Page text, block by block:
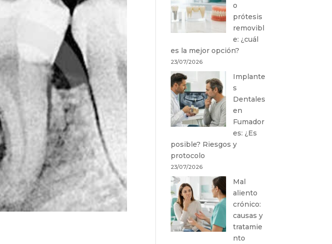
o
prótesis
removibl
e: ¿cuál
es la mejor opción?
23/07/2026
Implante
s
Dentales
en
Fumador
es: ¿Es
posible? Riesgos y
protocolo
23/07/2026
Mal
aliento
crónico:
causas y
tratamie
nto